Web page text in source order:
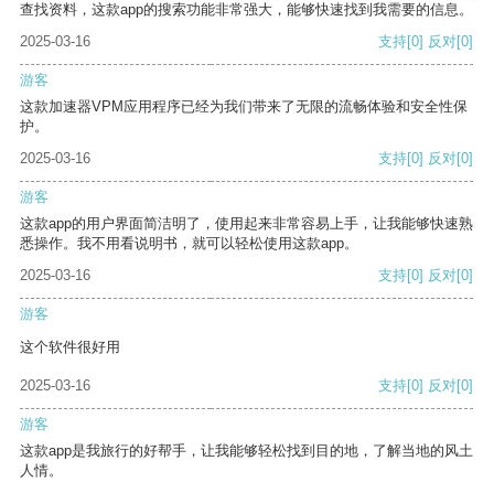
查找资料，这款app的搜索功能非常强大，能够快速找到我需要的信息。
2025-03-16
支持[0] 反对[0]
游客
这款加速器VPM应用程序已经为我们带来了无限的流畅体验和安全性保
护。
2025-03-16
支持[0] 反对[0]
游客
这款app的用户界面简洁明了，使用起来非常容易上手，让我能够快速熟
悉操作。我不用看说明书，就可以轻松使用这款app。
2025-03-16
支持[0] 反对[0]
游客
这个软件很好用
2025-03-16 支持[0] 反对[0]
游客
这款app是我旅行的好帮手，让我能够轻松找到目的地，了解当地的风土
人情。